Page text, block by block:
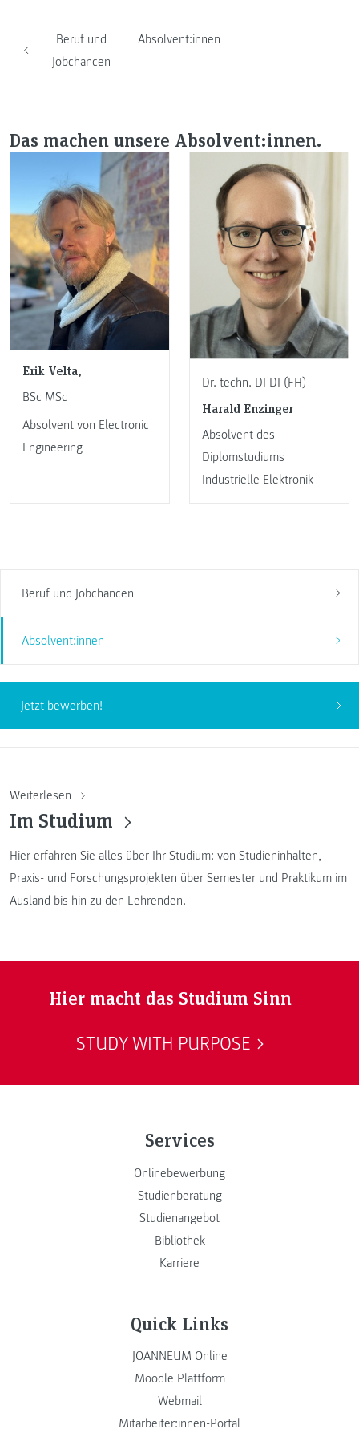
Beruf und
Jobchancen
Absolvent:innen
Beruf und Jobchancen
Absolvent:innen
Jetzt bewerben!
Das machen unsere Absolvent:innen.
Erik Velta,
BSc MSc
Absolvent von Electronic
Engineering
Dr. techn. DI DI (FH)
Harald Enzinger
Absolvent des
Diplomstudiums
Industrielle Elektronik
Weiterlesen
Im Studium
Hier erfahren Sie alles über Ihr Studium: von Studieninhalten,
Praxis- und Forschungsprojekten über Semester und Praktikum im
Ausland bis hin zu den Lehrenden.
Hier macht das Studium Sinn
STUDY WITH PURPOSE
Services
Onlinebewerbung
Studienberatung
Studienangebot
Bibliothek
Karriere
Quick Links
JOANNEUM Online
Moodle Plattform
Webmail
Mitarbeiter:innen-Portal